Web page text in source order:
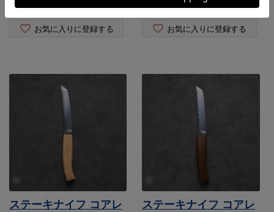
¥ 52,800 税込
お気に入りに登録する
¥ 44,000 税込
お気に入りに登録する
ステーキナイフ コアレ
ステーキナイフ コアレ